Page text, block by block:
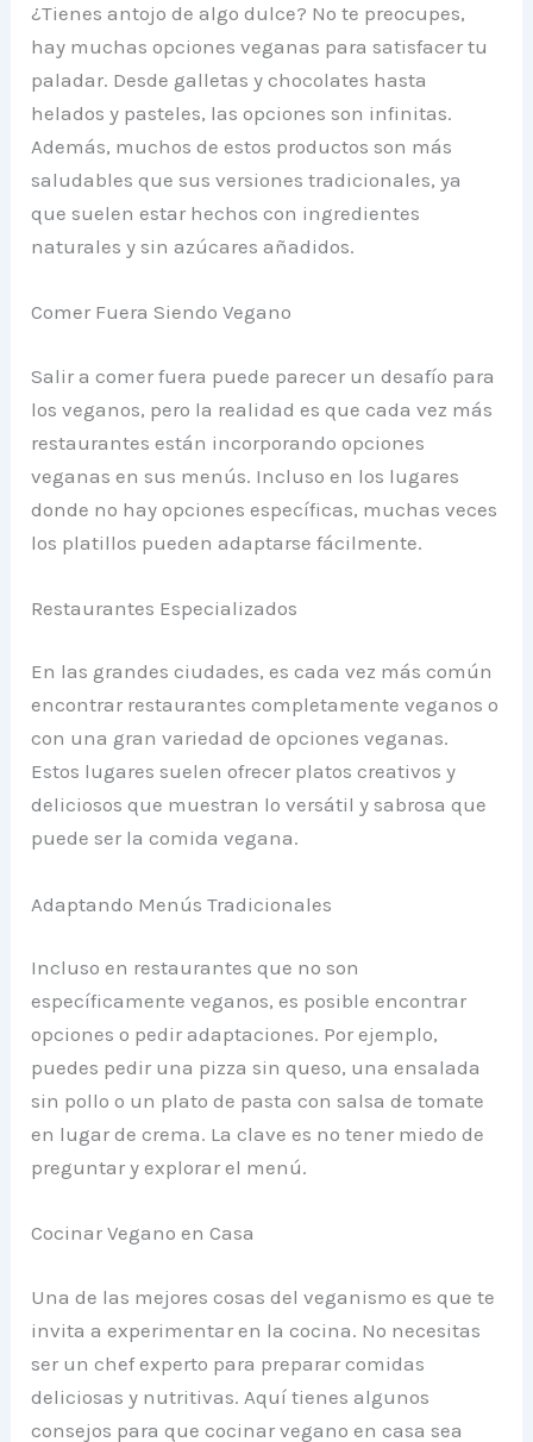
¿Tienes antojo de algo dulce? No te preocupes,
hay muchas opciones veganas para satisfacer tu
paladar. Desde galletas y chocolates hasta
helados y pasteles, las opciones son infinitas.
Además, muchos de estos productos son más
saludables que sus versiones tradicionales, ya
que suelen estar hechos con ingredientes
naturales y sin azúcares añadidos.
Comer Fuera Siendo Vegano
Salir a comer fuera puede parecer un desafío para
los veganos, pero la realidad es que cada vez más
restaurantes están incorporando opciones
veganas en sus menús. Incluso en los lugares
donde no hay opciones específicas, muchas veces
los platillos pueden adaptarse fácilmente.
Restaurantes Especializados
En las grandes ciudades, es cada vez más común
encontrar restaurantes completamente veganos o
con una gran variedad de opciones veganas.
Estos lugares suelen ofrecer platos creativos y
deliciosos que muestran lo versátil y sabrosa que
puede ser la comida vegana.
Adaptando Menús Tradicionales
Incluso en restaurantes que no son
específicamente veganos, es posible encontrar
opciones o pedir adaptaciones. Por ejemplo,
puedes pedir una pizza sin queso, una ensalada
sin pollo o un plato de pasta con salsa de tomate
en lugar de crema. La clave es no tener miedo de
preguntar y explorar el menú.
Cocinar Vegano en Casa
Una de las mejores cosas del veganismo es que te
invita a experimentar en la cocina. No necesitas
ser un chef experto para preparar comidas
deliciosas y nutritivas. Aquí tienes algunos
consejos para que cocinar vegano en casa sea